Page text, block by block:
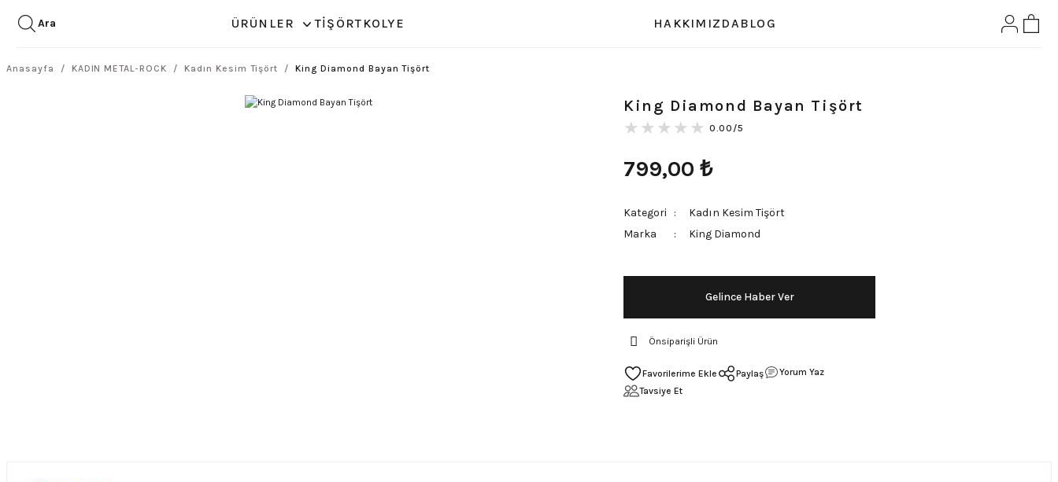
Ara ÜRÜNLER TİŞÖRT KOLYE HAKKIMIZDA BLOG
Anasayfa KADIN METAL-ROCK Kadın Kesim Tişört King Diamond Bayan Tişört
King Diamond Bayan Tişört
0.00/5
799,00 ₺
Kategori
Kadın Kesim Tişört
Marka
King Diamond
Gelince Haber Ver
Önsiparişli Ürün
Paylaş
Yorum Yaz
Tavsiye Et